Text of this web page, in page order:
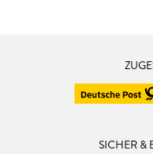
SICHER &